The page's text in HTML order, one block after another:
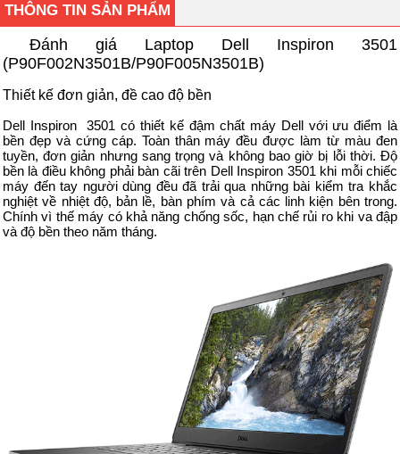
THÔNG TIN SẢN PHẨM
Đánh giá Laptop Dell Inspiron 3501
(P90F002N3501B/P90F005N3501B)
Thiết kế đơn giản, đề cao độ bền
Dell Inspiron 3501 có thiết kế đậm chất máy Dell với ưu điểm là
bền đẹp và cứng cáp. Toàn thân máy đều được làm từ màu đen
tuyền, đơn giản nhưng sang trọng và không bao giờ bị lỗi thời. Độ
bền là điều không phải bàn cãi trên Dell Inspiron 3501 khi mỗi chiếc
máy đến tay người dùng đều đã trải qua những bài kiểm tra khắc
nghiệt về nhiệt độ, bản lề, bàn phím và cả các linh kiện bên trong.
Chính vì thế máy có khả năng chống sốc, hạn chế rủi ro khi va đập
và độ bền theo năm tháng.